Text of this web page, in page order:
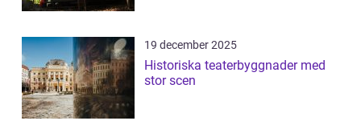
19 december 2025
Historiska teaterbyggnader med
stor scen